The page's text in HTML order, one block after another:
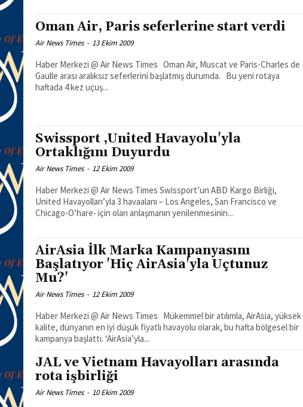
Oman Air, Paris seferlerine start verdi
Air News Times - 13 Ekim 2009
Haber Merkezi @ Air News Times Oman Air, Muscat ve Paris-Charles de
Gaulle arası aralıksız seferlerini başlatmış durumda. Bu yeni rotaya
haftada 4 kez uçuş...
Swissport ,United Havayolu'yla
Ortaklığını Duyurdu
Air News Times - 12 Ekim 2009
Haber Merkezi @ Air News Times Swissport’un ABD Kargo Birliği,
United Havayolları’yla 3 havaalanı – Los Angeles, San Francisco ve
Chicago-O’hare- için olan anlaşmanın yenilenmesinin...
AirAsia İlk Marka Kampanyasını
Başlatıyor 'Hiç AirAsia'yla Uçtunuz
Mu?'
Air News Times - 12 Ekim 2009
Haber Merkezi @ Air News Times Mükemmel bir atılımla, AirAsia, yüksek
kalite, dünyanın en iyi düşük fiyatlı havayolu olarak, bu hafta bölgesel bir
kampanya başlattı. ‘AirAsia’yla...
JAL ve Vietnam Havayolları arasında
rota işbirliği
Air News Times - 10 Ekim 2009